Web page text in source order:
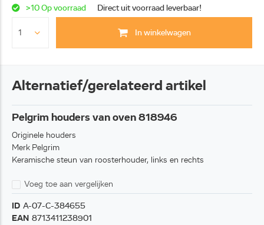
>10 Op voorraad Direct uit voorraad leverbaar!
In winkelwagen
Alternatief/gerelateerd artikel
Pelgrim houders van oven 818946
Originele houders
Merk Pelgrim
Keramische steun van roosterhouder, links en rechts
Voeg toe aan vergelijken
ID A-07-C-384655
EAN 8713411238901